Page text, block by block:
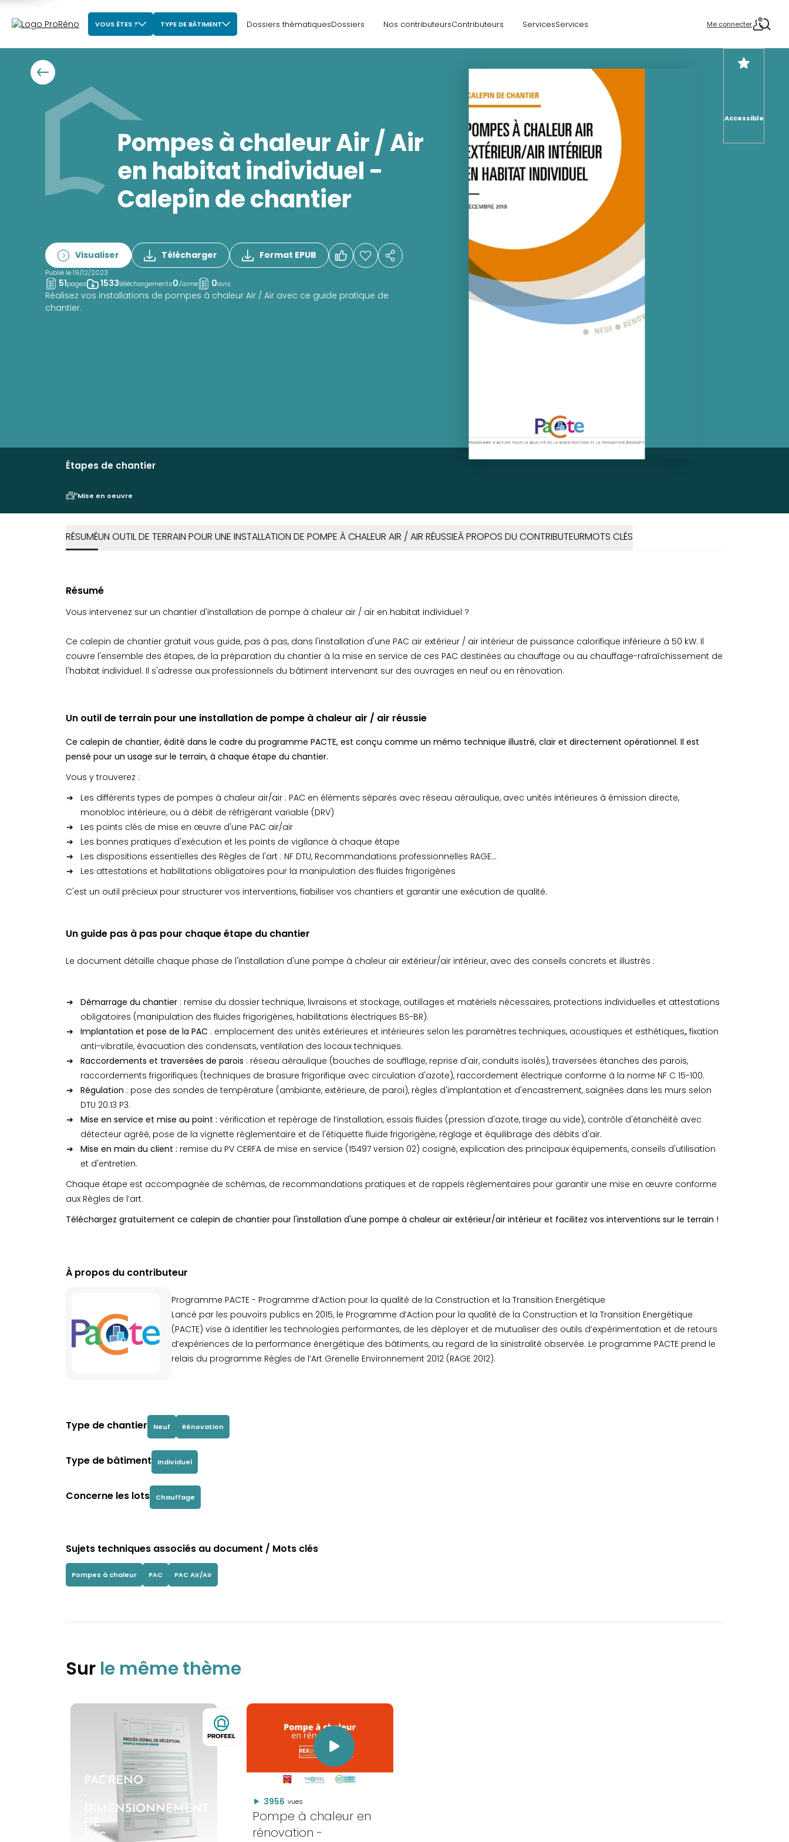
VOUS ÊTES ? TYPE DE BÂTIMENT Dossiers thématiquesDossiers Nos contributeursContributeurs ServicesServices Me connecter
Accessible
Pompes à chaleur Air / Air
en habitat individuel -
Calepin de chantier
Visualiser Télécharger Format EPUB
Publié le 19/12/2023
51pages 1533téléchargements0J'aime 0avis
Réalisez vos installations de pompes à chaleur Air / Air avec ce guide pratique de
chantier.
Étapes de chantier
Mise en oeuvre
RÉSUMÉUN OUTIL DE TERRAIN POUR UNE INSTALLATION DE POMPE À CHALEUR AIR / AIR RÉUSSIEÀ PROPOS DU CONTRIBUTEURMOTS CLÉS
Résumé
Vous intervenez sur un chantier d'installation de pompe à chaleur air / air en habitat individuel ?
Ce calepin de chantier gratuit vous guide, pas à pas, dans l'installation d'une PAC air extérieur / air intérieur de puissance calorifique inférieure à 50 kW. Il
couvre l'ensemble des étapes, de la préparation du chantier à la mise en service de ces PAC destinées au chauffage ou au chauffage-rafraîchissement de
l'habitat individuel. Il s'adresse aux professionnels du bâtiment intervenant sur des ouvrages en neuf ou en rénovation.
Un outil de terrain pour une installation de pompe à chaleur air / air réussie
Ce calepin de chantier, édité dans le cadre du programme PACTE, est conçu comme un mémo technique illustré, clair et directement opérationnel. Il est
pensé pour un usage sur le terrain, à chaque étape du chantier.
Vous y trouverez :
Les différents types de pompes à chaleur air/air : PAC en éléments séparés avec réseau aéraulique, avec unités intérieures à émission directe,
monobloc intérieure, ou à débit de réfrigérant variable (DRV)
Les points clés de mise en œuvre d'une PAC air/air
Les bonnes pratiques d'exécution et les points de vigilance à chaque étape
Les dispositions essentielles des Règles de l'art : NF DTU, Recommandations professionnelles RAGE…
Les attestations et habilitations obligatoires pour la manipulation des fluides frigorigènes
C'est un outil précieux pour structurer vos interventions, fiabiliser vos chantiers et garantir une exécution de qualité.
Un guide pas à pas pour chaque étape du chantier
Le document détaille chaque phase de l'installation d'une pompe à chaleur air extérieur/air intérieur, avec des conseils concrets et illustrés :
Démarrage du chantier : remise du dossier technique, livraisons et stockage, outillages et matériels nécessaires, protections individuelles et attestations
obligatoires (manipulation des fluides frigorigènes, habilitations électriques BS-BR).
Implantation et pose de la PAC : emplacement des unités extérieures et intérieures selon les paramètres techniques, acoustiques et esthétiques,, fixation
anti-vibratile, évacuation des condensats, ventilation des locaux techniques.
Raccordements et traversées de parois : réseau aéraulique (bouches de soufflage, reprise d'air, conduits isolés), traversées étanches des parois,
raccordements frigorifiques (techniques de brasure frigorifique avec circulation d'azote), raccordement électrique conforme à la norme NF C 15-100.
Régulation : pose des sondes de température (ambiante, extérieure, de paroi), règles d'implantation et d'encastrement, saignées dans les murs selon
DTU 20.13 P3.
Mise en service et mise au point : vérification et repérage de l’installation, essais fluides (pression d'azote, tirage au vide), contrôle d'étanchéité avec
détecteur agréé, pose de la vignette réglementaire et de l'étiquette fluide frigorigène, réglage et équilibrage des débits d'air.
Mise en main du client : remise du PV CERFA de mise en service (15497 version 02) cosigné, explication des principaux équipements, conseils d'utilisation
et d'entretien.
Chaque étape est accompagnée de schémas, de recommandations pratiques et de rappels réglementaires pour garantir une mise en œuvre conforme
aux Règles de l’art.
Téléchargez gratuitement ce calepin de chantier pour l'installation d'une pompe à chaleur air extérieur/air intérieur et facilitez vos interventions sur le terrain !
À propos du contributeur
Programme PACTE - Programme d’Action pour la qualité de la Construction et la Transition Energétique
Lancé par les pouvoirs publics en 2015, le Programme d’Action pour la qualité de la Construction et la Transition Energétique
(PACTE) vise à identifier les technologies performantes, de les déployer et de mutualiser des outils d’expérimentation et de retours
d’expériences de la performance énergétique des bâtiments, au regard de la sinistralité observée. Le programme PACTE prend le
relais du programme Règles de l’Art Grenelle Environnement 2012 (RAGE 2012).
Type de chantier Neuf Rénovation
Type de bâtiment Individuel
Concerne les lots Chauffage
Sujets techniques associés au document / Mots clés
Pompes à chaleur PAC PAC Air/Air
Sur le même thème
PAC'RENO
DIMENSIONNEMENT
DE
PAC
3956 vues
Pompe à chaleur en
rénovation -